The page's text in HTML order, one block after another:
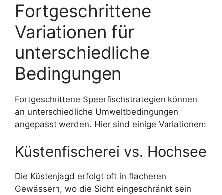
Fortgeschrittene
Variationen für
unterschiedliche
Bedingungen
Fortgeschrittene Speerfischstrategien können
an unterschiedliche Umweltbedingungen
angepasst werden. Hier sind einige Variationen:
Küstenfischerei vs. Hochsee
Die Küstenjagd erfolgt oft in flacheren
Gewässern, wo die Sicht eingeschränkt sein